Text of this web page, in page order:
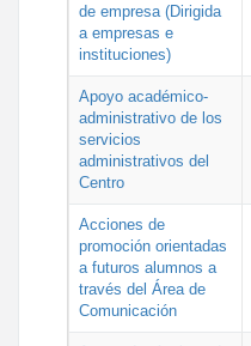
de empresa (Dirigida
a empresas e
instituciones)
Apoyo académico-
administrativo de los
servicios
administrativos del
Centro
Acciones de
promoción orientadas
a futuros alumnos a
través del Área de
Comunicación